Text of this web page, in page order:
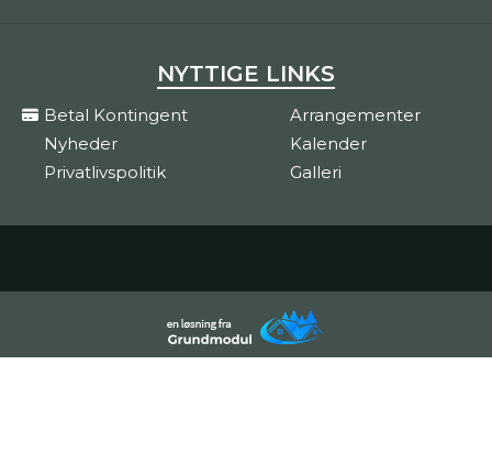
NYTTIGE LINKS
Betal Kontingent
Arrangementer
Nyheder
Kalender
Privatlivspolitik
Galleri